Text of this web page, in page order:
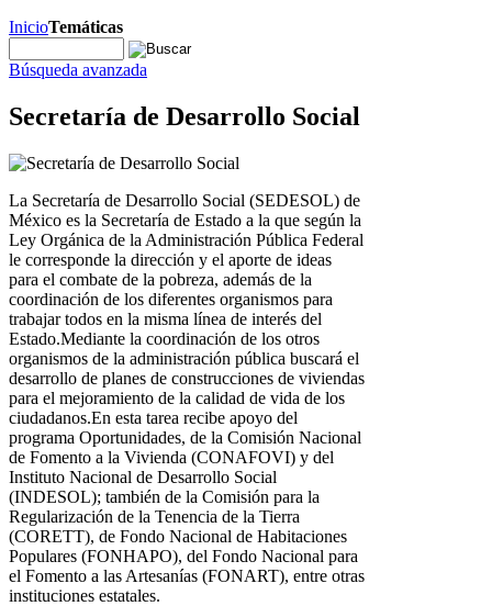
InicioTemáticas
Búsqueda avanzada
Secretaría de Desarrollo Social
La Secretaría de Desarrollo Social (SEDESOL) de
México es la Secretaría de Estado a la que según la
Ley Orgánica de la Administración Pública Federal
le corresponde la dirección y el aporte de ideas
para el combate de la pobreza, además de la
coordinación de los diferentes organismos para
trabajar todos en la misma línea de interés del
Estado.Mediante la coordinación de los otros
organismos de la administración pública buscará el
desarrollo de planes de construcciones de viviendas
para el mejoramiento de la calidad de vida de los
ciudadanos.En esta tarea recibe apoyo del
programa Oportunidades, de la Comisión Nacional
de Fomento a la Vivienda (CONAFOVI) y del
Instituto Nacional de Desarrollo Social
(INDESOL); también de la Comisión para la
Regularización de la Tenencia de la Tierra
(CORETT), de Fondo Nacional de Habitaciones
Populares (FONHAPO), del Fondo Nacional para
el Fomento a las Artesanías (FONART), entre otras
instituciones estatales.